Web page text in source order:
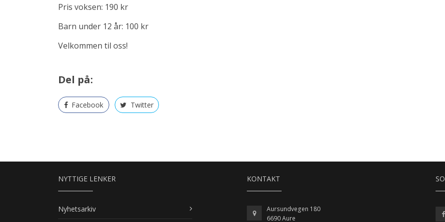
Pris voksen: 190 kr
Barn under 12 år: 100 kr
Velkommen til oss!
Del på:
Facebook Twitter
NYTTIGE LENKER
Nyhetsarkiv
KONTAKT
Aursundvegen 180
6690 Aure